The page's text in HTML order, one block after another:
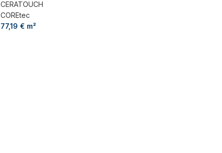
CERATOUCH
COREtec
77,19 € m²